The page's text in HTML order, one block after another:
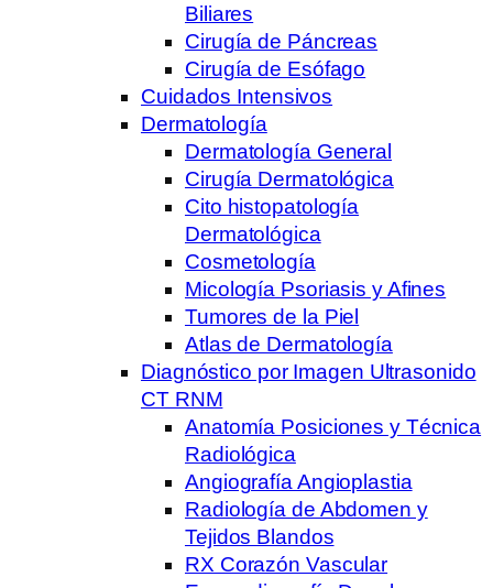
Biliares
Cirugía de Páncreas
Cirugía de Esófago
Cuidados Intensivos
Dermatología
Dermatología General
Cirugía Dermatológica
Cito histopatología
Dermatológica
Cosmetología
Micología Psoriasis y Afines
Tumores de la Piel
Atlas de Dermatología
Diagnóstico por Imagen Ultrasonido
CT RNM
Anatomía Posiciones y Técnica
Radiológica
Angiografía Angioplastia
Radiología de Abdomen y
Tejidos Blandos
RX Corazón Vascular